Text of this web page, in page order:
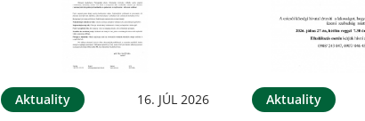
Aktuality 16. JÚL 2026 Aktuality